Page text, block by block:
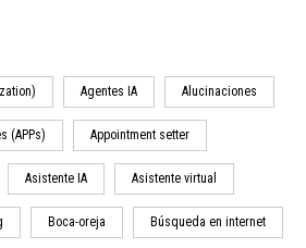
Agentes IA Alucinaciones
(APPs) Appointment setter
Asistente IA Asistente virtual
Boca-oreja Búsqueda en internet